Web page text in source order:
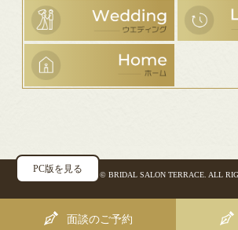
PC版を見る
COPYRIGHT ©BRIDAL SALON TERRACE . ALL
面談のご予約